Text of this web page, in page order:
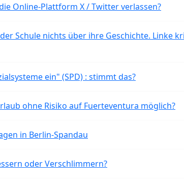
Online-Plattform X / Twitter verlassen?
Schule nichts über ihre Geschichte. Linke
ein" (SPD) : stimmt das?
ohne Risiko auf Fuerteventura möglich?
in Berlin-Spandau
oder Verschlimmern?